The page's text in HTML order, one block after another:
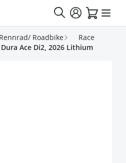
Rennrad/ Roadbike
Race
Ace Di2, 2026 Lithium